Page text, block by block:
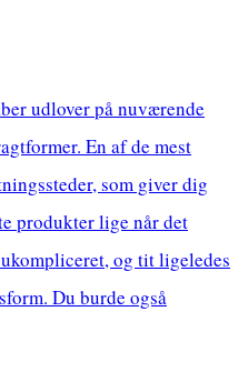
udlover på nuværende
En af de mest
som giver dig
produkter lige når det
og tit ligeledes
Du burde også